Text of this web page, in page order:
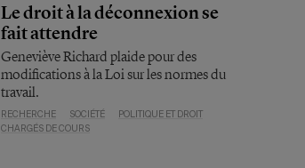
Le droit à la déconnexion se
fait attendre
Geneviève Richard plaide pour des
modifications à la Loi sur les normes du
travail.
RECHERCHE SOCIÉTÉ
POLITIQUE ET DROIT
CHARGÉS DE COURS